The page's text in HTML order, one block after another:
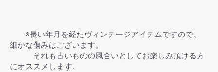
※長い年月を経たヴィンテージアイテムですので、
細かな傷みはございます。
それも古いものの風合いとしてお楽しみ頂ける方
にオススメします。